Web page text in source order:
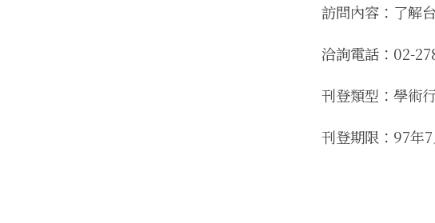
訪問內容：了解
洽詢電話：02-
刊登類型：學術
刊登期限：97年